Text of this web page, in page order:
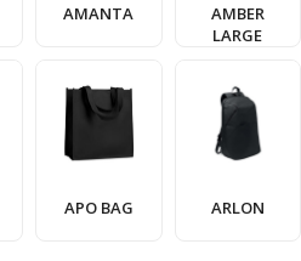
AMANTA
AMBER
LARGE
APO BAG ARLON